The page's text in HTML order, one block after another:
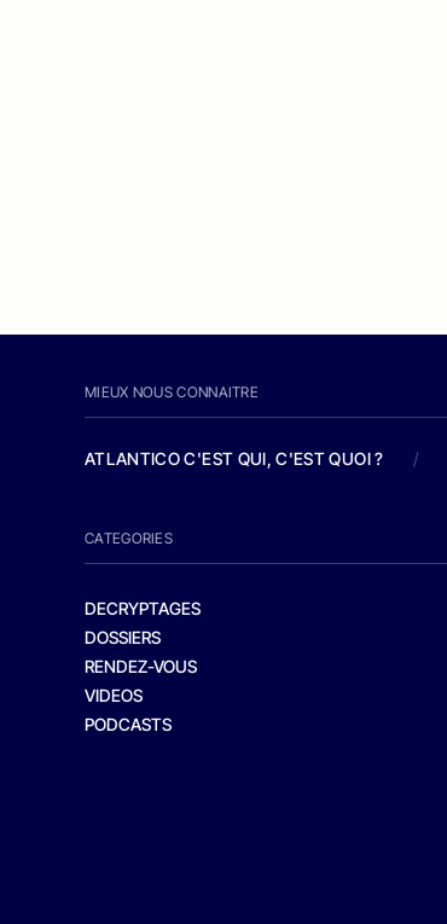
MIEUX NOUS CONNAITRE
ATLANTICO C'EST QUI, C'EST QUOI ? /
CATEGORIES
DECRYPTAGES
DOSSIERS
RENDEZ-VOUS
VIDEOS
PODCASTS